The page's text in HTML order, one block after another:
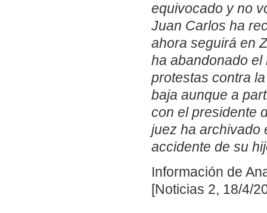
equivocado y no
Juan Carlos ha
ahora seguirá en
ha abandonado
protestas contra
baja aunque a
con el presidente
juez ha archivado
accidente de su
Información de
[Noticias 2, 18/4/